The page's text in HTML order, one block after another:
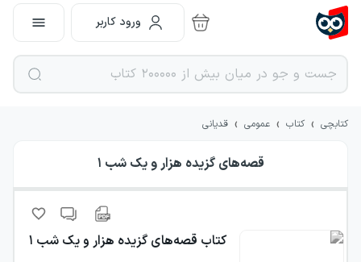
ورود کاربر
کتابچی › کتاب › عمومی › قدیانی
قصه‌های گزیده هزار و یک شب ۱
کتاب قصه‌های گزیده هزار و یک شب ۱